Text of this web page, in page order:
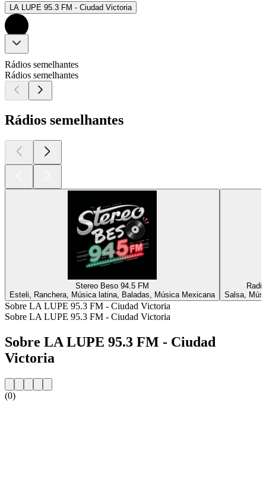
LA LUPE 95.3 FM - Ciudad Victoria
Rádios semelhantes
Rádios semelhantes
Rádios semelhantes
Stereo Beso 94.5 FM
Esteli, Ranchera, Música latina, Baladas, Música Mexicana
Salsa,
Sobre LA LUPE 95.3 FM - Ciudad Victoria
Sobre LA LUPE 95.3 FM - Ciudad Victoria
Sobre LA LUPE 95.3 FM - Ciudad
Victoria
(0)